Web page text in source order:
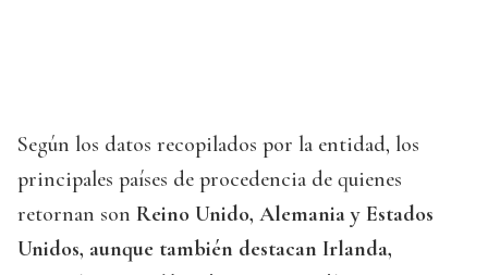
Según los datos recopilados por la entidad, los
principales países de procedencia de quienes
retornan son Reino Unido, Alemania y Estados
Unidos, aunque también destacan Irlanda,